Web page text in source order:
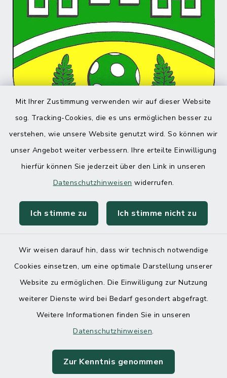
Mit Ihrer Zustimmung verwenden wir auf dieser Website
sog. Tracking-Cookies, die es uns ermöglichen besser zu
verstehen, wie unsere Website genutzt wird. So können wir
unser Angebot weiter verbessern. Ihre erteilte Einwilligung
hierfür können Sie jederzeit über den Link in unseren
Datenschutzhinweisen widerrufen.
Ich stimme zu Ich stimme nicht zu
Wir weisen darauf hin, dass wir technisch notwendige
Cookies einsetzen, um eine optimale Darstellung unserer
Website zu ermöglichen. Die Einwilligung zur Nutzung
weiterer Dienste wird bei Bedarf gesondert abgefragt.
Weitere Informationen finden Sie in unseren
Datenschutzhinweisen.
Zur Kenntnis genommen
Kontakt
Barrierefreiheit
Impressum
Sitemap